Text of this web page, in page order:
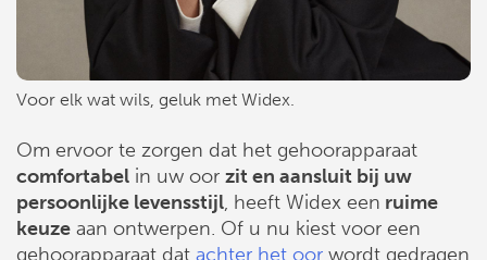
Voor elk wat wils, geluk met Widex.
Om ervoor te zorgen dat het gehoorapparaat
comfortabel in uw oor zit en aansluit bij uw
persoonlijke levensstijl, heeft Widex een ruime
keuze aan ontwerpen. Of u nu kiest voor een
gehoorapparaat dat achter het oor wordt gedragen